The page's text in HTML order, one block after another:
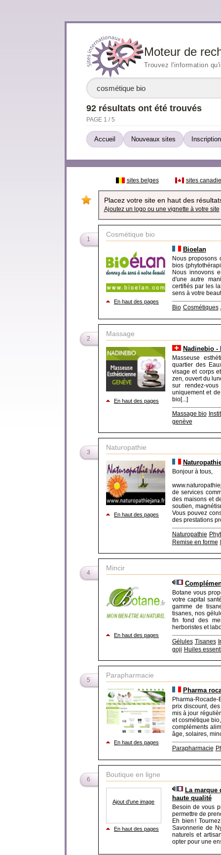
Moteur de
Trouvez l'information
92 résultats ont été trouvés
PAGE 1 / 5
Accueil Nouveaux sites
sites belges sites
Placez votre site en haut des
Ajoutez un logo ou une vignette à votre site
1
Cosmétique bio
En haut des pages
Bioelan
Nous proposons
bios
Nous innovons
d'une autre
certifiés par les
sens à votre
Bio Cosmétiques
2
Massage
En haut des pages
Nadinebio -
Masseuse
quartier des
visage et corps
zen, ouvert du
sur rendez-
uniquement et
bio[...]
Massage bio
genève
3
Naturopathie
En haut des pages
Bonjour à tous,
de services
des maisons et
soutien,
Vous pouvez
des prestations
Naturopathie
Remise en forme
4
Mincir
En haut des pages
Botane vous
votre capital
gamme de
tisanes, nos
fin fond des
herboristes et
Gélules Tisanes
goji Huiles
5
Parapharmacie
En haut des pages
Pharma
Pharma-
prix discount,
mis à jour
et cosmétique
compléments
âge, solaires,
Parapharmacie
6
Boutique en ligne
Ajout d'une image
En haut des pages
La marque
haute qualité
Besoin de vous
permettre de
Eh bien !
Savonnerie de
naturels et
opter pour une